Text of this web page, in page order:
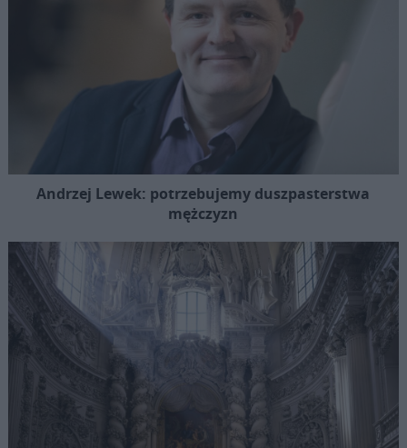
Andrzej Lewek: potrzebujemy duszpasterstwa
mężczyzn